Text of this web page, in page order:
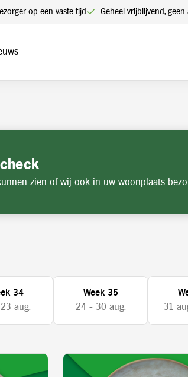
op een vaste tijd Geheel vrijblijvend,
u nog geen account? Vraag hier uw
zien of wij ook in uw woonplaats
34
aug.
Week 35
24 - 30 aug.
31